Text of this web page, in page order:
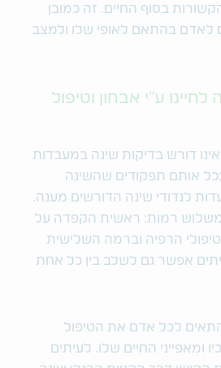
בסוף החיים. זה כמובן
לאדם בהתאם לאופי שלו ולמצב
ע"י אבחון וטיפול
דורש בדיקות שינה במעבדות
אותם תפקודים שהשינה
לנדודי שינה הדורשים מענה.
משלוש רמות: ראשית הקפדה על
הרפיה וברמה השלישית
אפשר גם לשלב בין כל אחת
לכל אדם את הטיפול
ומאפייני החיים שלו. לעיתים